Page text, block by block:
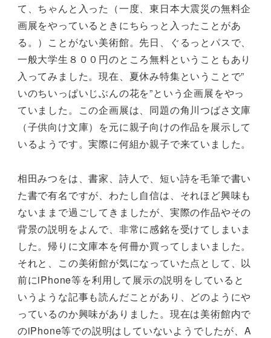
て、ちゃんと入った（一度、東日本大震災の無料企
画展をやっているときにちらっと入ったことがあ
る。）ことがない美術館。先日、ぐるっとパスで、
一般大学生８００円のところ無料ということもあり
入ってみました。現在、夏休み特集ということで”
いのちいっぱいじぶんの花を”という企画展をやっ
ていました。この企画展は、同題の角川つばさ文庫
（子供向け文庫）を元に親子向けの作品を展示して
いるようです。実際に何組か親子で来ていました。
相田みつをは、書家、詩人で、短い詩を毛筆で書い
た書で有名ですが、わたし自信は、それほど興味も
ないままで過ごしてきましたが、実際の作品やその
背景の説明をよんで、非常に感銘を受けてしまいま
した。帰りに文庫本を何冊か買ってしまいました。
それと、この美術館が気になっていた点として、以
前にiPhone等を利用して展示の説明をしていると
いうような記事も読んだことがあり、どのようにや
っているのか興味がありました。現在は美術館内で
のiPhone等での説明はしていないようでしたが、A